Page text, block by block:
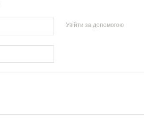
Увійти за допомогою